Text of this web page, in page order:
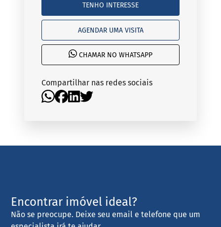
TENHO INTERESSE
AGENDAR UMA VISITA
CHAMAR NO WHATSAPP
Compartilhar nas redes sociais
Encontrar imóvel ideal?
Não se preocupe. Deixe seu email e telefone que um